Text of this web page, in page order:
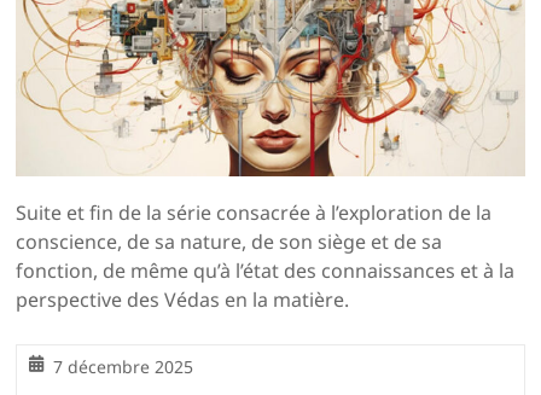
Suite et fin de la série consacrée à l’exploration de la
conscience, de sa nature, de son siège et de sa
fonction, de même qu’à l’état des connaissances et à la
perspective des Védas en la matière.
7 décembre 2025